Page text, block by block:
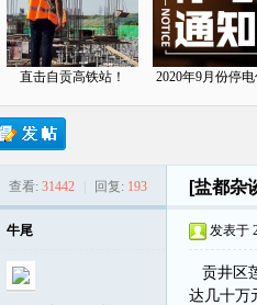
直击自贡高铁站！ 2020年9月份停
查看: 31442 回复: 193 [盐都杂
牛尾 发表于
贡井区
达几十万